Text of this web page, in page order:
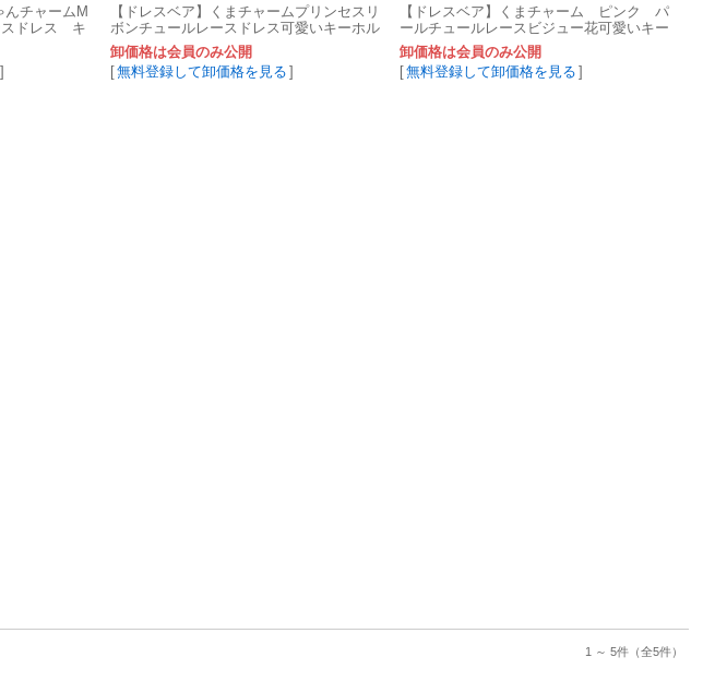
んチャームM
スドレス キ
]
【ドレスベア】くまチャームプリンセスリ
ボンチュールレースドレス可愛いキーホル
ダーBIGお土産
卸価格は会員のみ公開
[無料登録して卸価格を見る ]
【ドレスベア】くまチャーム ピンク パ
ールチュールレースビジュー花可愛いキー
ホルダーお土産
卸価格は会員のみ公開
[無料登録して卸価格を見る ]
1 ～ 5件 （全5件）